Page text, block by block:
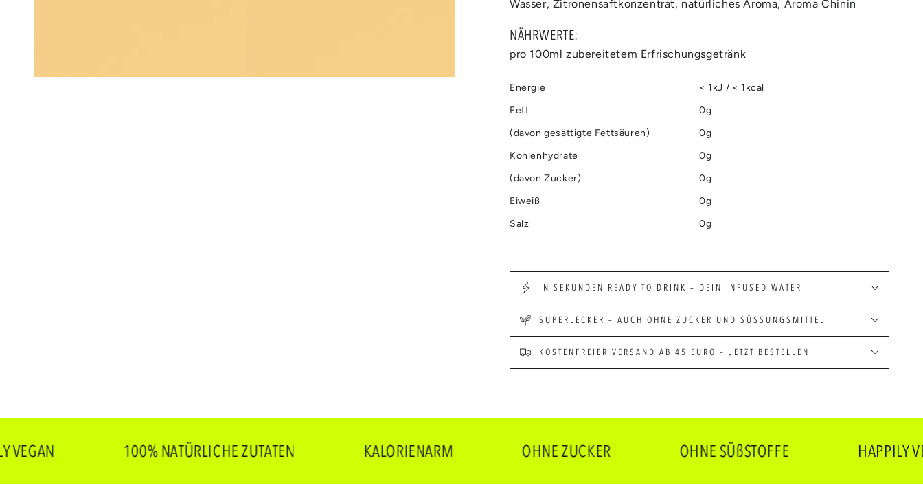
Wasser, Zitronensaftkonzentrat, natürliches Aroma, Aroma Chinin
NÄHRWERTE:
pro 100ml zubereitetem Erfrischungsgetränk
Energie
< 1kJ / < 1kcal
Fett
0g
(davon gesättigte Fettsäuren)
0g
Kohlenhydrate
0g
(davon Zucker)
0g
Eiweiß
0g
Salz
0g
IN SEKUNDEN READY TO DRINK – DEIN INFUSED WATER
SUPERLECKER – AUCH OHNE ZUCKER UND SÜSSUNGSMITTEL
KOSTENFREIER VERSAND AB 45 EURO – JETZT BESTELLEN
100% NATÜRLICHE ZUTATEN KALORIENARM OHNE ZUCKER OHNE SÜßSTOFFE HAPPILY VEGAN